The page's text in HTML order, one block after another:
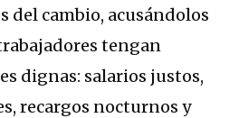
del cambio, acusándolos
tengan
dignas: salarios justos,
recargos nocturnos y